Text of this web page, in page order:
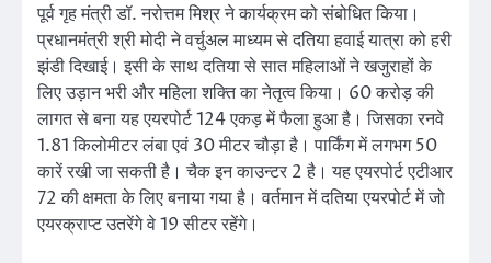
पूर्व गृह मंत्री डॉ. नरोत्तम मिश्र ने कार्यक्रम को संबोधित किया।
प्रधानमंत्री श्री मोदी ने वर्चुअल माध्यम से दतिया हवाई यात्रा को हरी
झंडी दिखाई। इसी के साथ दतिया से सात महिलाओं ने खजुराहों के
लिए उड़ान भरी और महिला शक्ति का नेतृत्व किया। 60 करोड़ की
लागत से बना यह एयरपोर्ट 124 एकड़ में फैला हुआ है। जिसका रनवे
1.81 किलोमीटर लंबा एवं 30 मीटर चौड़ा है। पार्किंग में लगभग 50
कारें रखी जा सकती है। चैक इन काउन्टर 2 है। यह एयरपोर्ट एटीआर
72 की क्षमता के लिए बनाया गया है। वर्तमान में दतिया एयरपोर्ट में जो
एयरक्राप्ट उतरेंगे वे 19 सीटर रहेंगे।